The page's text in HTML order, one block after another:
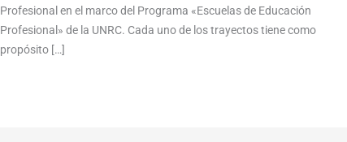
Profesional en el marco del Programa «Escuelas de Educación
Profesional» de la UNRC. Cada uno de los trayectos tiene como
propósito […]